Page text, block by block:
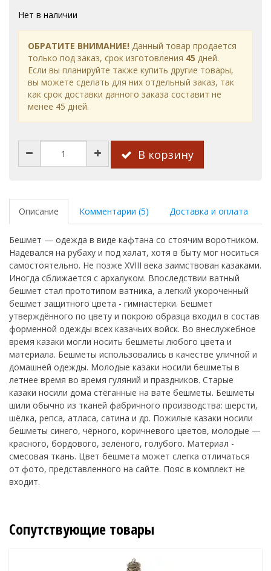
Нет в наличии
ОБРАТИТЕ ВНИМАНИЕ! Данный товар продается
только под заказ, срок изготовления 45 дней.
Если вы планируйте также купить другие товары,
вы можете сделать для них отдельный заказ, так
как срок доставки данного заказа составит не
менее 45 дней.
В корзину
Описание Комментарии (5) Доставка и оплата
Бешмет — одежда в виде кафтана со стоячим воротником.
Надевался на рубаху и под халат, хотя в быту мог носиться
самостоятельно. Не позже XVIII века заимствован казаками.
Иногда сближается с архалуком. Впоследствии ватный
бешмет стал прототипом ватника, а легкий укороченный
бешмет защитного цвета - гимнастерки. Бешмет
утверждённого по цвету и покрою образца входил в состав
форменной одежды всех казачьих войск. Во внеслужебное
время казаки могли носить бешметы любого цвета и
материала. Бешметы использовались в качестве уличной и
домашней одежды. Молодые казаки носили бешметы в
летнее время во время гуляний и праздников. Старые
казаки носили дома стёганные на вате бешметы. Бешметы
шили обычно из тканей фабричного производства: шерсти,
шёлка, репса, атласа, сатина и др. Пожилые казаки носили
бешметы синего, чёрного, коричневого цветов, молодые —
красного, бордового, зелёного, голубого. Материал -
смесовая ткань. Цвет бешмета может слегка отличаться
от фото, представленного на сайте. Пояс в комплект не
входит.
Сопутствующие товары